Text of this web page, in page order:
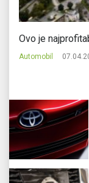
Ovo je
Automobil